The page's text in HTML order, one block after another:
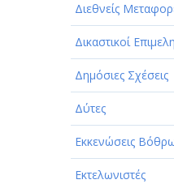
Διεθνείς
Δικαστικοί
Δημόσιες Σχέσεις
Δύτες
Εκκενώσεις
Εκτελωνιστές